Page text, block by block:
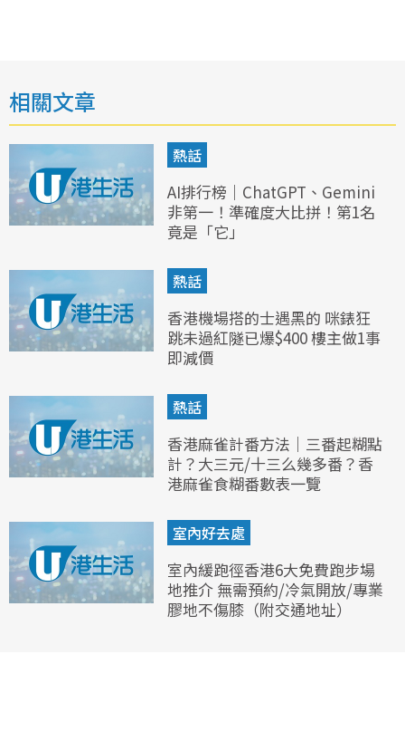
相關文章
熱話
AI排行榜｜ChatGPT、Gemini
非第一！準確度大比拼！第1名
竟是「它」
熱話
香港機場搭的士遇黑的 咪錶狂
跳未過紅隧已爆$400 樓主做1事
即減價
熱話
香港麻雀計番方法｜三番起糊點
計？大三元/十三么幾多番？香
港麻雀食糊番數表一覽
室內好去處
室內緩跑徑香港6大免費跑步場
地推介 無需預約/冷氣開放/專業
膠地不傷膝（附交通地址）